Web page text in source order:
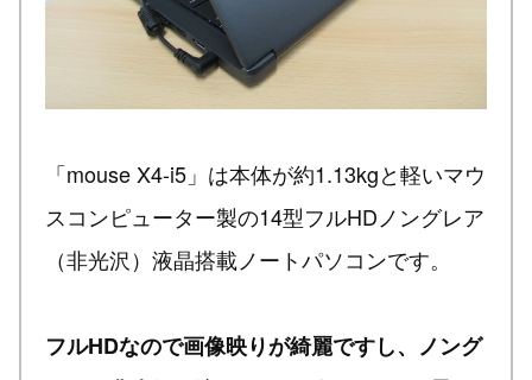
「mouse X4-i5」は本体が約1.13kgと軽いマウ
スコンピューター製の14型フルHDノングレア
（非光沢）液晶搭載ノートパソコンです。
フルHDなので画像映りが綺麗ですし、ノング